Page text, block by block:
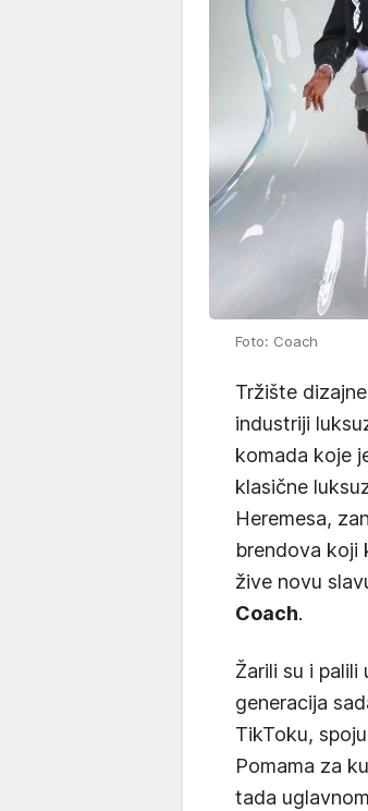
Foto: Coach
Tržište
industriji
komada koje
klasične
Heremesa,
brendova koji
žive novu
Coach.
Žarili su i
generacija
TikToku,
Pomama za
tada